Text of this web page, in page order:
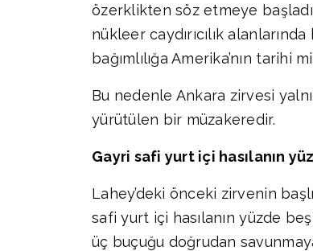
özerklikten söz etmeye
nükleer caydırıcılık
bağımlılığa Amerika’nın
Bu nedenle Ankara zirvesi
yürütülen bir müzakeredir.
Gayri safi yurt içi hasılanın
Lahey’deki önceki zirvenin
safi yurt içi hasılanın yüzde
üç buçuğu doğrudan